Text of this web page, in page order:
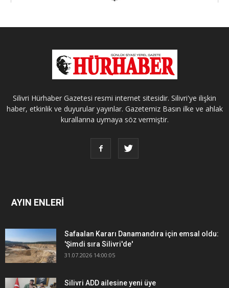
Silivri Hürhaber Gazetesi resmi internet sitesidir. Silivri'ye ilişkin
haber, etkinlik ve duyurular yayınlar. Gazetemiz Basın ilke ve ahlak
kurallarına uymaya söz vermiştir.
AYIN ENLERİ
Safaalan Kararı Danamandıra için emsal oldu:
'Şimdi sıra Silivri'de'
31.07.2026 14:00:05
Silivri ADD ailesine yeni üye